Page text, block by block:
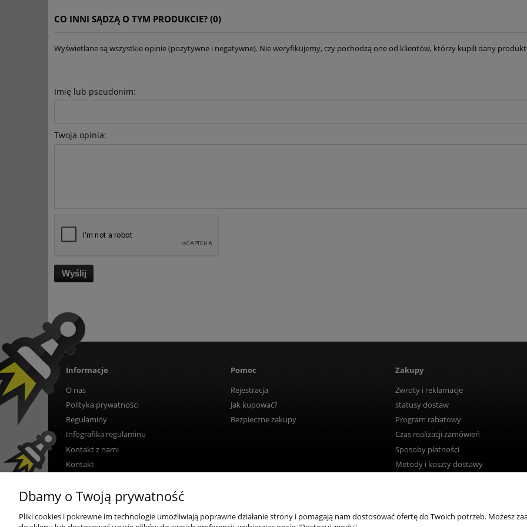
CO INNI SĄDZĄ O TYM PRODUKCIE? (0)
Wyświetlane są wszystkie opinie (pozytywne i negatywne). Nie weryfikujemy, czy pochodzą one od klientów, którzy kupili dany
Imię lub pseudonim:
Twoja opinia:
Wyślij
Informacje
O nas
Polityka prywatności
Regulaminy
Infografika regulaminu
Kontakt z nami
Kontakt
Pomoc
Rejestracja
Jak kupować?
Bezpieczne zakupy
Zakupy
Zwroty i reklamacje
statusy dostaw
Program rabatowy
Czas realizacji zamówień
Sposoby płatności
Metody i koszty dostawy
Dbamy o Twoją prywatność
Pliki cookies i pokrewne im technologie umożliwiają poprawne działanie strony i pomagają nam dostosować ofertę do Twoich potrzeb. Możesz